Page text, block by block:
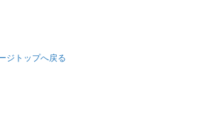
ジトップへ戻る